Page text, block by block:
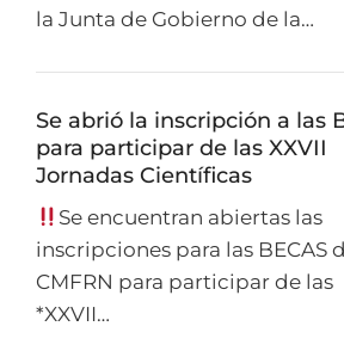
la Junta de Gobierno de la…
Se abrió la inscripción a las
para participar de las XXVII
Jornadas Científicas
Se encuentran abiertas las
inscripciones para las BECAS
CMFRN para participar de las
*XXVII…